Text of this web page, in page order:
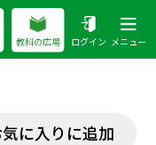
教科の広場 ログイン メニュー
に入りに追加